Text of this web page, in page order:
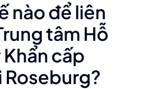
nào để liên
tâm Hỗ
cấp
Roseburg?